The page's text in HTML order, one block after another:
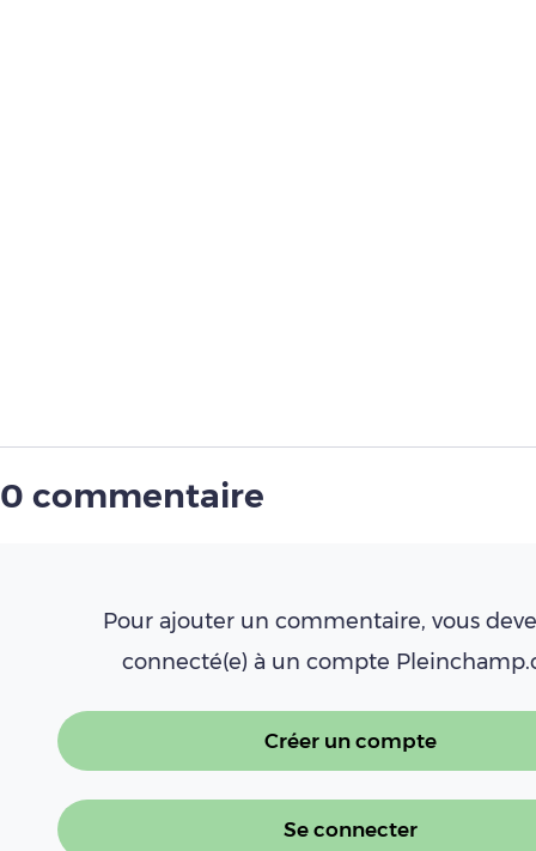
0 commentaire
Pour ajouter un commentaire, vous
connecté(e) à un compte
Créer un compte
Se connecter